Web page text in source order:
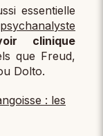
essentielle
psychanalyste
clinique
que Freud,
Dolto.
: les